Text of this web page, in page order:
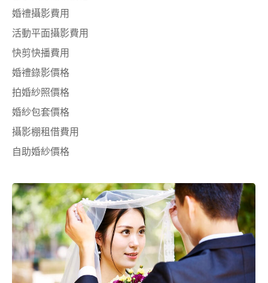
婚禮攝影費用
活動平面攝影費用
快剪快播費用
婚禮錄影價格
拍婚紗照價格
婚紗包套價格
攝影棚租借費用
自助婚紗價格